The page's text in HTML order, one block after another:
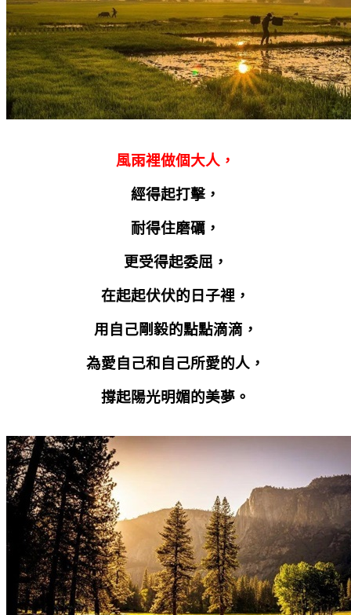
風雨裡做個大人，
經得起打擊，
耐得住磨礪，
更受得起委屈，
在起起伏伏的日子裡，
用自己剛毅的點點滴滴，
為愛自己和自己所愛的人，
撐起陽光明媚的美夢。